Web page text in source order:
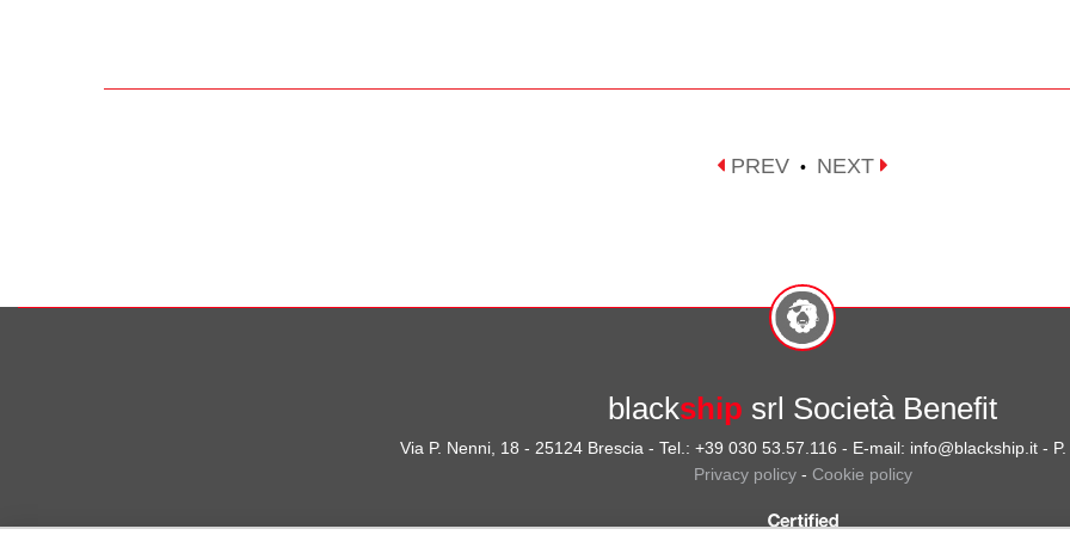
PREV • NEXT
blackship srl Società Benefit
Via P. Nenni, 18 - 25124 Brescia - Tel.: +39 030 53.57.116 - E-mail: info@blackship.it -
Privacy policy- Cookie policy